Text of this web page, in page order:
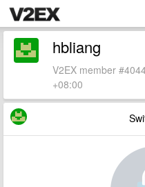
hbliang
V2EX member
+08:00